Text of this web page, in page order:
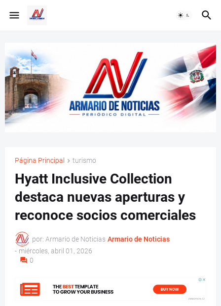
Página Principal turismo
Hyatt Inclusive Collection
destaca nuevas aperturas y
reconoce socios comerciales
por: Armario de Noticias Armario de Noticias
- miércoles, abril 01, 2026
0